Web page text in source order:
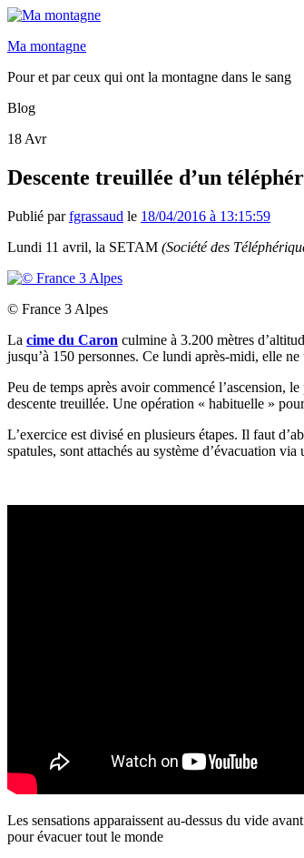
Ma montagne
Pour et par ceux qui ont la montagne dans le sang
Blog
18 Avr
Descente treuillée d’un
Publié parfgrassaud le 18/04/2016 à 13:15:59
Lundi 11 avril, la SETAM (Société des
© France 3 Alpes
La cime du Caron culmine à 3.200 mètres
jusqu’à 150 personnes. Ce lundi après-midi, elle
Peu de temps après avoir commencé l’ascension,
descente treuillée. Une opération « habituelle »
L’exercice est divisé en plusieurs étapes. Il faut
spatules, sont attachés au système d’évacuation
Les sensations apparaissent au-dessus du vide
pour évacuer tout le monde